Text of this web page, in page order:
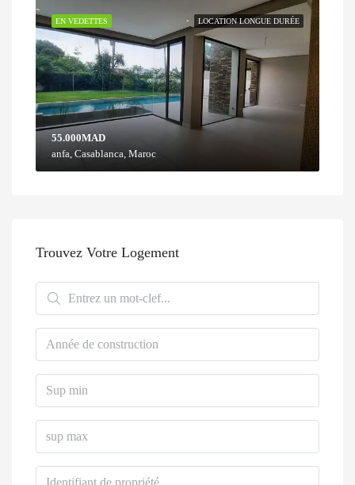
LOCATION LONGUE DURÉE
EN VEDETTES
55.000MAD
anfa, Casablanca, Maroc
Trouvez Votre Logement